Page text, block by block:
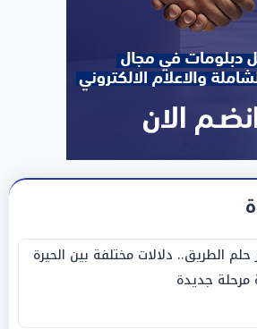
الطريق.. دلالات مختلفة بين الحيرة
مرحلة جديدة